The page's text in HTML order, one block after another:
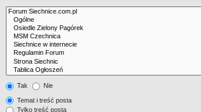
Tak Nie
Temat i treść posta
Tylko treść posta